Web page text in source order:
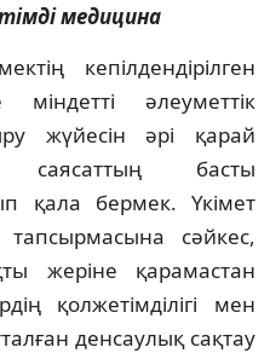
медицина
кепілдендірілген
әлеуметтік
жүйесін әрі қарай
саясаттың басты
қала бермек. Үкімет
сәйкес,
жеріне қарамастан
қолжетімділігі мен
денсаулық сақтау